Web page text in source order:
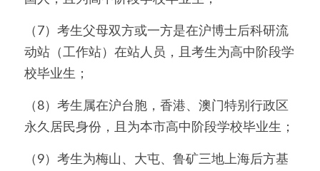
（7）考生父母双方或一方是在沪博士后科研流
动站（工作站）在站人员，且考生为高中阶段学
校毕业生；
（8）考生属在沪台胞，香港、澳门特别行政区
永久居民身份，且为本市高中阶段学校毕业生；
（9）考生为梅山、大屯、鲁矿三地上海后方基